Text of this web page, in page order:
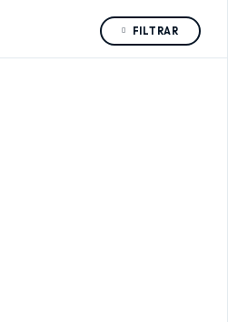
FILTRAR